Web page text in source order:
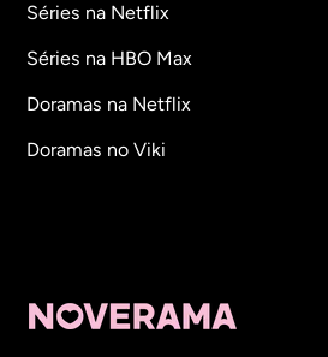
Séries na Netflix
Séries na HBO Max
Doramas na Netflix
Doramas no Viki